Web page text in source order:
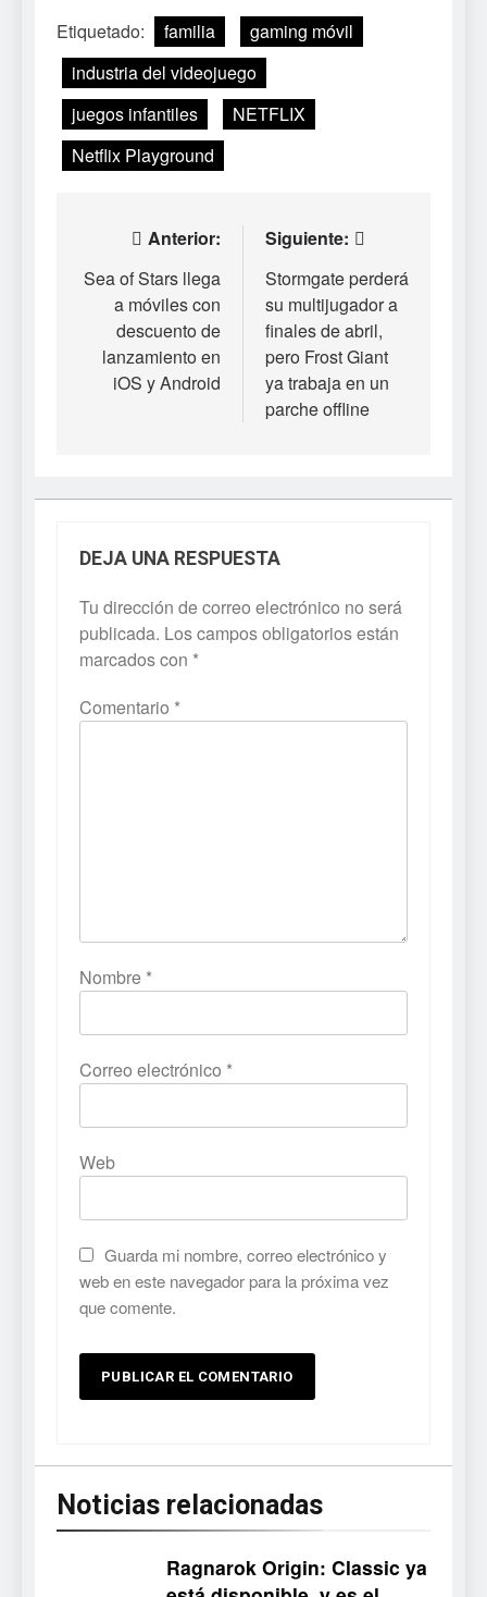
Etiquetado: familia
gaming móvil
industria del videojuego
juegos infantiles
NETFLIX
Netflix Playground
Navegación
de
entradas
Anterior:
Sea of Stars llega
a móviles con
descuento de
lanzamiento en
iOS y Android
Siguiente:
Stormgate perderá
su multijugador a
finales de abril,
pero Frost Giant
ya trabaja en un
parche offline
DEJA UNA RESPUESTA
Tu dirección de correo electrónico no será
publicada. Los campos obligatorios están
marcados con *
Comentario *
Nombre *
Correo electrónico *
Web
Guarda mi nombre, correo electrónico y
web en este navegador para la próxima vez
que comente.
Noticias relacionadas
Ragnarok Origin: Classic ya